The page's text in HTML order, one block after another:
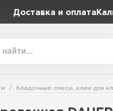
Доставка и оплата
Плотность
Кладочные смеси, клеи для